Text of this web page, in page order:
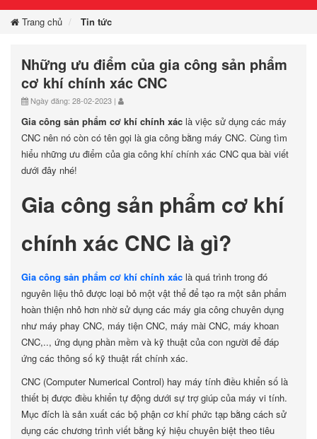
Trang chủ Tin tức
Những ưu điểm của gia công sản phẩm
cơ khí chính xác CNC
Ngày đăng: 28-02-2023 |
Gia công sản phẩm cơ khí chính xác là việc sử dụng các máy
CNC nên nó còn có tên gọi là gia công bằng máy CNC. Cùng tìm
hiểu những ưu điểm của gia công khí chính xác CNC qua bài viết
dưới đây nhé!
Gia công sản phẩm cơ khí
chính xác CNC là gì?
Gia công sản phẩm cơ khí chính xác là quá trình trong đó
nguyên liệu thô được loại bỏ một vật thể để tạo ra một sản phẩm
hoàn thiện nhỏ hơn nhờ sử dụng các máy gia công chuyên dụng
như máy phay CNC, máy tiện CNC, máy mài CNC, máy khoan
CNC,.., ứng dụng phần mềm và kỹ thuật của con người để đáp
ứng các thông số kỹ thuật rất chính xác.
CNC (Computer Numerical Control) hay máy tính điều khiển số là
thiết bị được điều khiển tự động dưới sự trợ giúp của máy vi tính.
Mục đích là sản xuất các bộ phận cơ khí phức tạp bằng cách sử
dụng các chương trình viết bằng ký hiệu chuyên biệt theo tiêu